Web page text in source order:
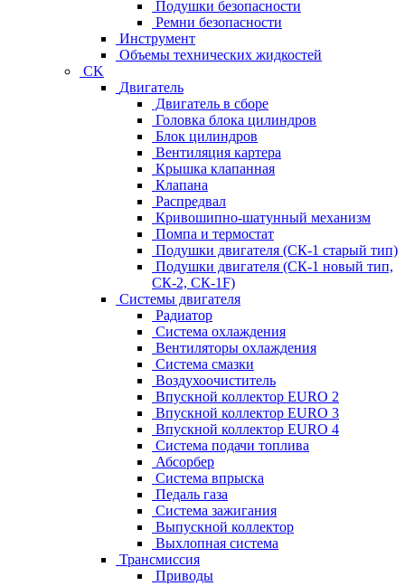
Подушки безопасности
Ремни безопасности
Инструмент
Объемы технических жидкостей
CK
Двигатель
Двигатель в сборе
Головка блока цилиндров
Блок цилиндров
Вентиляция картера
Крышка клапанная
Клапана
Распредвал
Кривошипно-шатунный механизм
Помпа и термостат
Подушки двигателя (СК-1 старый тип)
Подушки двигателя (СК-1 новый тип,
СК-2, СК-1F)
Системы двигателя
Радиатор
Система охлаждения
Вентиляторы охлаждения
Система смазки
Воздухоочиститель
Впускной коллектор EURO 2
Впускной коллектор EURO 3
Впускной коллектор EURO 4
Система подачи топлива
Абсорбер
Система впрыска
Педаль газа
Система зажигания
Выпускной коллектор
Выхлопная система
Трансмиссия
Приводы